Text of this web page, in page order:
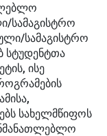
სამაგისტრო
სამაგისტრო
სტუდენტთა
ისე
სახელმწიფოს